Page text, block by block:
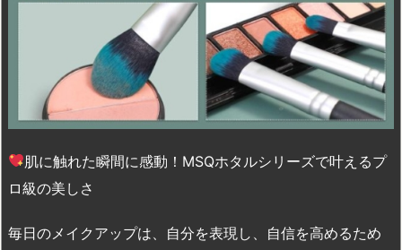
肌に触れた瞬間に感動！MSQホタルシリーズで叶えるプ
ロ級の美しさ
毎日のメイクアップは、自分を表現し、自信を高めるため